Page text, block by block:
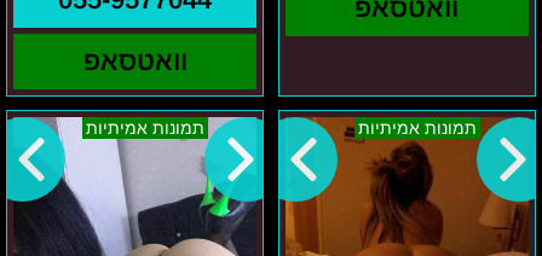
וואטסאפ
וואטסאפ
תמונות אמיתיות
ורוניקה
–
בחורה
בת
28
צפון
ישראל
תמונות אמיתיות
ניקול
נתניה
עד
אשדוד